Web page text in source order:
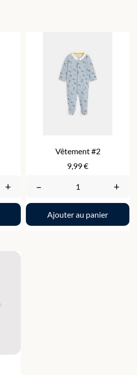
+
Vêtement #2
Prix
9,99 €
– +
Ajouter au panier